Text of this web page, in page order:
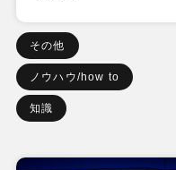
その他
ノウハウ/how to
知識